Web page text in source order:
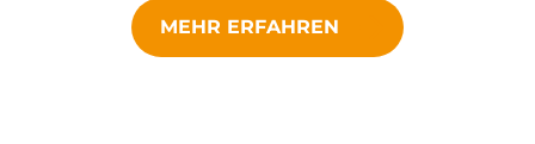
MEHR ERFAHREN